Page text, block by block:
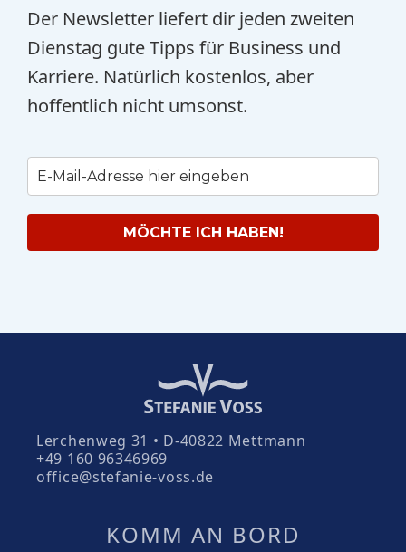
Der Newsletter liefert dir jeden zweiten
Dienstag gute Tipps für Business und
Karriere. Natürlich kostenlos, aber
hoffentlich nicht umsonst.
MÖCHTE ICH HABEN!
Lerchenweg 31 • D-40822 Mettmann
+49 160 96346969
office@stefanie-voss.de
KOMM AN BORD